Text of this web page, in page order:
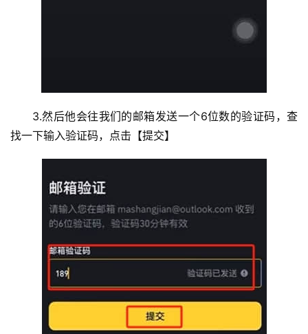
3.然后他会往我们的邮箱发送一个6位数的验证码，查
找一下输入验证码，点击【提交】